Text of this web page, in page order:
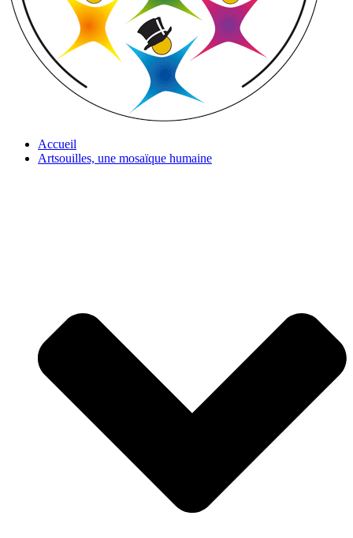
Accueil
Artsouilles, une mosaïque humaine